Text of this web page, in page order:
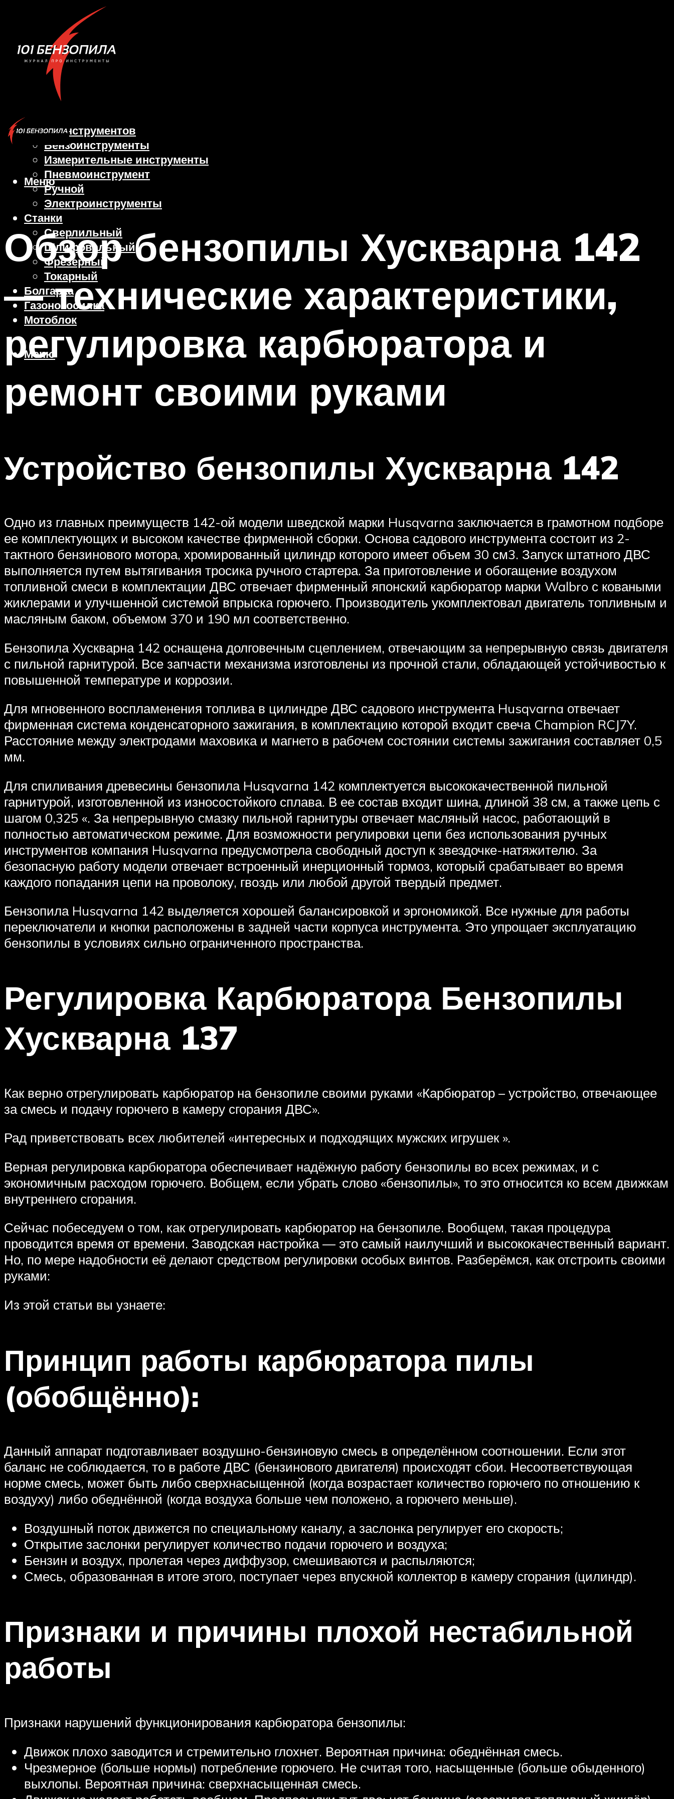
Виды инструментов
Бензоинструменты
Измерительные инструменты
Пневмоинструмент
Ручной
Электроинструменты
Станки
Сверлильный
Шлифовальный
Фрезерный
Токарный
Болгарка
Газонокосилка
Мотоблок
Меню
Меню
Обзор бензопилы Хускварна 142
— технические характеристики,
регулировка карбюратора и
ремонт своими руками
Устройство бензопилы Хускварна 142
Одно из главных преимуществ 142-ой модели шведской марки Husqvarna заключается в грамотном подборе
ее комплектующих и высоком качестве фирменной сборки. Основа садового инструмента состоит из 2-
тактного бензинового мотора, хромированный цилиндр которого имеет объем 30 см3. Запуск штатного ДВС
выполняется путем вытягивания тросика ручного стартера. За приготовление и обогащение воздухом
топливной смеси в комплектации ДВС отвечает фирменный японский карбюратор марки Walbro с коваными
жиклерами и улучшенной системой впрыска горючего. Производитель укомплектовал двигатель топливным и
масляным баком, объемом 370 и 190 мл соответственно.
Бензопила Хускварна 142 оснащена долговечным сцеплением, отвечающим за непрерывную связь двигателя
с пильной гарнитурой. Все запчасти механизма изготовлены из прочной стали, обладающей устойчивостью к
повышенной температуре и коррозии.
Для мгновенного воспламенения топлива в цилиндре ДВС садового инструмента Husqvarna отвечает
фирменная система конденсаторного зажигания, в комплектацию которой входит свеча Champion RCJ7Y.
Расстояние между электродами маховика и магнето в рабочем состоянии системы зажигания составляет 0,5
мм.
Для спиливания древесины бензопила Husqvarna 142 комплектуется высококачественной пильной
гарнитурой, изготовленной из износостойкого сплава. В ее состав входит шина, длиной 38 см, а также цепь с
шагом 0,325 «. За непрерывную смазку пильной гарнитуры отвечает масляный насос, работающий в
полностью автоматическом режиме. Для возможности регулировки цепи без использования ручных
инструментов компания Husqvarna предусмотрела свободный доступ к звездочке-натяжителю. За
безопасную работу модели отвечает встроенный инерционный тормоз, который срабатывает во время
каждого попадания цепи на проволоку, гвоздь или любой другой твердый предмет.
Бензопила Husqvarna 142 выделяется хорошей балансировкой и эргономикой. Все нужные для работы
переключатели и кнопки расположены в задней части корпуса инструмента. Это упрощает эксплуатацию
бензопилы в условиях сильно ограниченного пространства.
Регулировка Карбюратора Бензопилы
Хускварна 137
Как верно отрегулировать карбюратор на бензопиле своими руками «Карбюратор – устройство, отвечающее
за смесь и подачу горючего в камеру сгорания ДВС».
Рад приветствовать всех любителей «интересных и подходящих мужских игрушек ».
Верная регулировка карбюратора обеспечивает надёжную работу бензопилы во всех режимах, и с
экономичным расходом горючего. Вобщем, если убрать слово «бензопилы», то это относится ко всем движкам
внутреннего сгорания.
Сейчас побеседуем о том, как отрегулировать карбюратор на бензопиле. Вообщем, такая процедура
проводится время от времени. Заводская настройка — это самый наилучший и высококачественный вариант.
Но, по мере надобности её делают средством регулировки особых винтов. Разберёмся, как отстроить своими
руками:
Из этой статьи вы узнаете:
Принцип работы карбюратора пилы
(обобщённо):
Данный аппарат подготавливает воздушно-бензиновую смесь в определённом соотношении. Если этот
баланс не соблюдается, то в работе ДВС (бензинового двигателя) происходят сбои. Несоответствующая
норме смесь, может быть либо сверхнасыщенной (когда возрастает количество горючего по отношению к
воздуху) либо обеднённой (когда воздуха больше чем положено, а горючего меньше).
Воздушный поток движется по специальному каналу, а заслонка регулирует его скорость;
Открытие заслонки регулирует количество подачи горючего и воздуха;
Бензин и воздух, пролетая через диффузор, смешиваются и распыляются;
Смесь, образованная в итоге этого, поступает через впускной коллектор в камеру сгорания (цилиндр).
Признаки и причины плохой нестабильной
работы
Признаки нарушений функционирования карбюратора бензопилы:
Движок плохо заводится и стремительно глохнет. Вероятная причина: обеднённая смесь.
Чрезмерное (больше нормы) потребление горючего. Не считая того, насыщенные (больше обыденного)
выхлопы. Вероятная причина: сверхнасыщенная смесь.